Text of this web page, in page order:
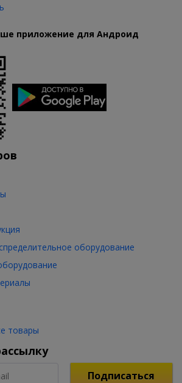
приложение для Андроид
оборудование
товары
Подписаться